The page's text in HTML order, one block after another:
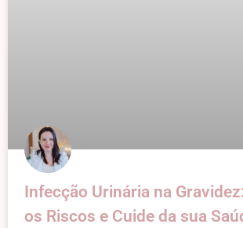
Infecção Urinária na
os Riscos e Cuide da sua